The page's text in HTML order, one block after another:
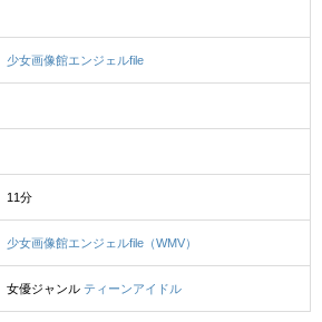
少女画像館エンジェルfile
11分
少女画像館エンジェルfile（WMV）
女優ジャンル ティーンアイドル